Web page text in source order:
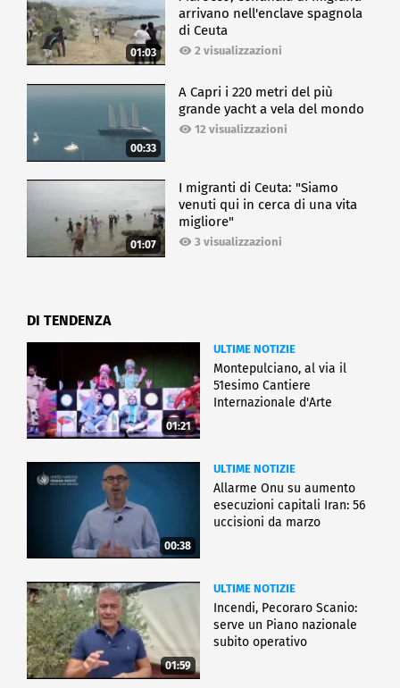
01:03
arrivano nell'enclave spagnola
di Ceuta
2 visualizzazioni
00:33
A Capri i 220 metri del più
grande yacht a vela del mondo
12 visualizzazioni
01:07
I migranti di Ceuta: "Siamo
venuti qui in cerca di una vita
migliore"
3 visualizzazioni
DI TENDENZA
01:21
ULTIME NOTIZIE
Montepulciano, al via il
51esimo Cantiere
Internazionale d'Arte
00:38
ULTIME NOTIZIE
Allarme Onu su aumento
esecuzioni capitali Iran: 56
uccisioni da marzo
01:59
ULTIME NOTIZIE
Incendi, Pecoraro Scanio:
serve un Piano nazionale
subito operativo